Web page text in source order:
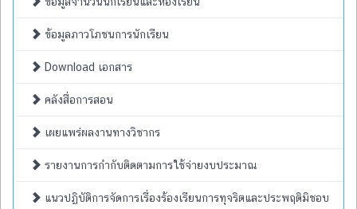
ข้อมูลภาวโภชนการนักเรียน
Download เอกสาร
คลังสื่อการสอน
เผยแพร่ผลงานทางวิชากร
รายงานการกำกับติดตามการใช้จ่ายงบประมาณ
แนวปฏิบัติการจัดการเรื่องร้องเรียนการทุจริตและประพฤติมิชอบ